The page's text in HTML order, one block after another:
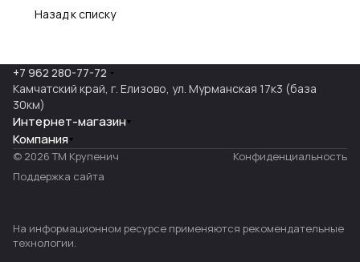
Назад к списку
+7 962 280-77-72
Камчатский край, г. Елизово, ул. Мурманская 17к3 (база
30км)
Интернет-магазин
Компания
© 2026 ТМ Крупенич
Конфиденциальность
Поддержка сайта
На информационном ресурсе применяются рекомендательные
технологии.